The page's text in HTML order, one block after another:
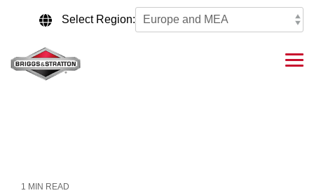
content.
Select Region:
1 MIN READ